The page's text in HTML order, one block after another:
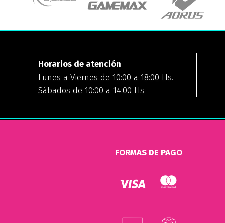
Horarios de atención
Lunes a Viernes de 10:00 a 18:00 Hs.
Sábados de 10:00 a 14:00 Hs
FORMAS DE PAGO